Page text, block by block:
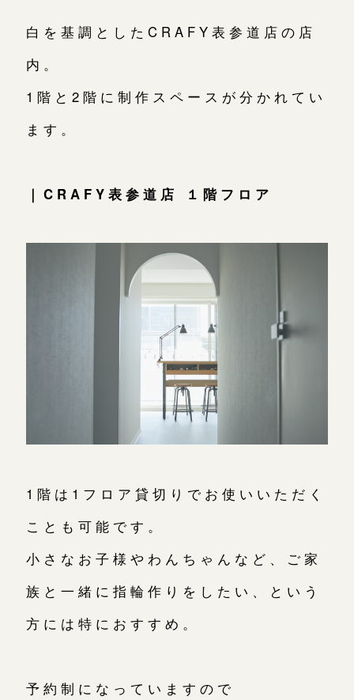
白を基調としたCRAFY表参道店の店
内。
1階と2階に制作スペースが分かれてい
ます。
｜CRAFY表参道店 １階フロア
1階は1フロア貸切りでお使いいただく
ことも可能です。
小さなお子様やわんちゃんなど、ご家
族と一緒に指輪作りをしたい、という
方には特におすすめ。
予約制になっていますので